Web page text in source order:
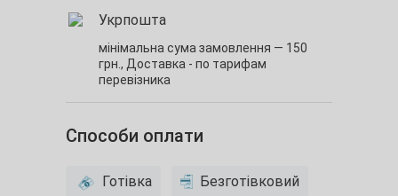
Укрпошта
мінімальна сума замовлення — 150
грн., Доставка - по тарифам
перевізника
Способи оплати
Готівка Безготівковий